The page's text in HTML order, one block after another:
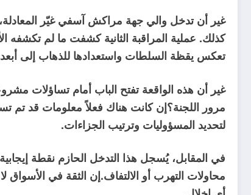
غير أن تدخل والي جهة مراكش آسفي غيّر
كذلك. عملية المراقبة الثانية كشفت ما لم
تعكس يقظة السلطات واستعدادها للذهاب إلى
غير أن هذه الواقعة تفتح الباب أمام تساؤلات
مرور اللجنة؟إن كانت هناك فعلاً معلومات قد تم
لتحديد المسؤوليات وترتيب الجزاءات.
في المقابل، يُسجل هذا التدخل الحازم نقطة
محاولات التهرب أو الالتفاف.إن الثقة في الأسواق